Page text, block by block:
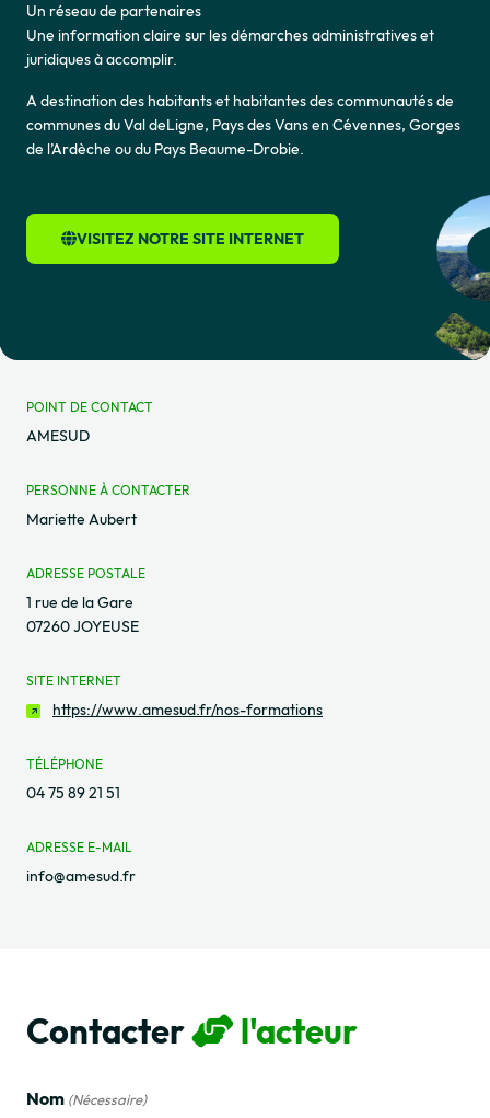
Un réseau de partenaires
Une information claire sur les démarches administratives et
juridiques à accomplir.
A destination des habitants et habitantes des communautés de
communes du Val deLigne, Pays des Vans en Cévennes, Gorges
de l’Ardèche ou du Pays Beaume-Drobie.
VISITEZ NOTRE SITE INTERNET
POINT DE CONTACT
AMESUD
PERSONNE À CONTACTER
Mariette Aubert
ADRESSE POSTALE
1 rue de la Gare
07260 JOYEUSE
SITE INTERNET
https://www.amesud.fr/nos-formations
TÉLÉPHONE
04 75 89 21 51
ADRESSE E-MAIL
info@amesud.fr
Contacter l'acteur
Nom (Nécessaire)